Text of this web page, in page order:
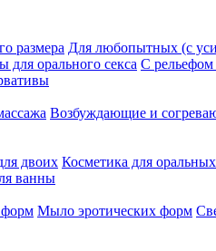
размера Для любопытных (с
для орального секса С
Возбуждающие и
двоих Косметика для
ванны
форм Мыло эротических форм